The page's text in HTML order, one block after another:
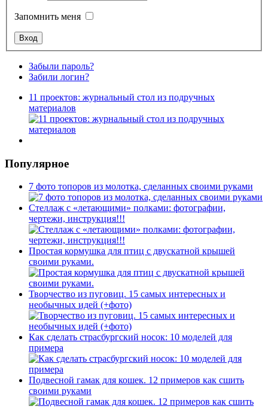
Запомнить меня
Забыли пароль?
Забили логин?
11 проектов: журнальный стол из подручных
материалов
Популярное
7 фото топоров из молотка, сделанных своими руками
Стеллаж с «летающими» полками: фотографии,
чертежи, инструкция!!!
Простая кормушка для птиц с двускатной крышей
своими руками.
Творчество из пуговиц. 15 самых интересных и
необычных идей (+фото)
Как сделать страсбургский носок: 10 моделей для
примера
Подвесной гамак для кошек. 12 примеров как сшить
своими руками